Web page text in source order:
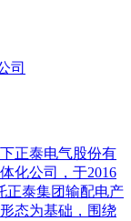
正泰电气股份有
化公司，于2016
正泰集团输配电产
态为基础，围绕